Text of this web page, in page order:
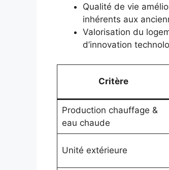
Qualité de vie
inhérents aux
Valorisation du
d’innovation
Critère
Production chauffage &
eau chaude
Unité extérieure